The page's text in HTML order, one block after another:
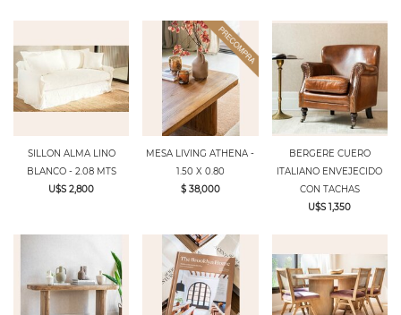
SILLON ALMA LINO
BLANCO - 2.08 MTS
U$S 2,800
MESA LIVING ATHENA -
1.50 X 0.80
$ 38,000
BERGERE CUERO
ITALIANO ENVEJECIDO
CON TACHAS
U$S 1,350